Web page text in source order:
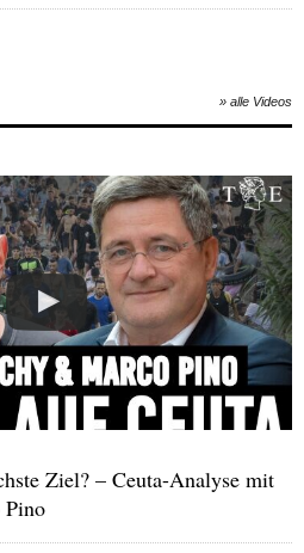
» alle Videos
Ziel? – Ceuta-Analyse mit